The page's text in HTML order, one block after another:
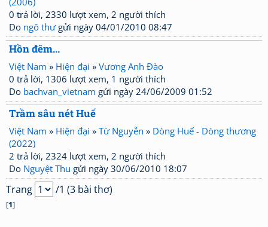
0 trả lời, 2330 lượt xem, 2 người thích
Do ngô thưgửi ngày 04/01/2010 08:47
Hồn đêm...
Việt Nam » Hiện đại » Vương Anh Đào
0 trả lời, 1306 lượt xem, 1 người thích
Do bachvan_vietnam gửi ngày 24/06/2009 01:52
Trầm sâu nét Huế
Việt Nam » Hiện đại » Từ Nguyễn » Dòng Huế - Dòng thương
(2022)
2 trả lời, 2324 lượt xem, 2 người thích
Do Nguyệt Thu gửi ngày 30/06/2010 18:07
Trang /1 (3 bài thơ)
[1]